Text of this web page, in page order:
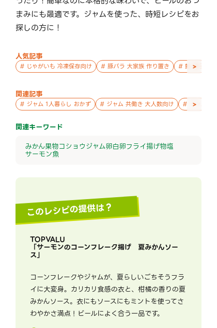
まみにも最適です。ジャムを使った、時短レシピをお
探しの方に！
人気記事
# じゃがいも 冷凍保存向け # 豚バラ 大家族 作り置き # 鮭 親子 作
>
関連記事
# ジャム 1人暮らし おかず # ジャム 共働き 大人数向け # ジャム
>
関連キーワード
みかん果物コショウジャム卵白卵フライ揚げ物塩
サーモン魚
このレシピの提供は？
TOPVALU
「サーモンのコーンフレーク揚げ 夏みかんソー
ス」
コーンフレークやジャムが、夏らしいごちそうフラ
イに大変身。カリカリ食感の衣と、柑橘の香りの夏
みかんソース。衣にもソースにもミントを使ってさ
わやかさ満点 ! ビールによく合う一品です。